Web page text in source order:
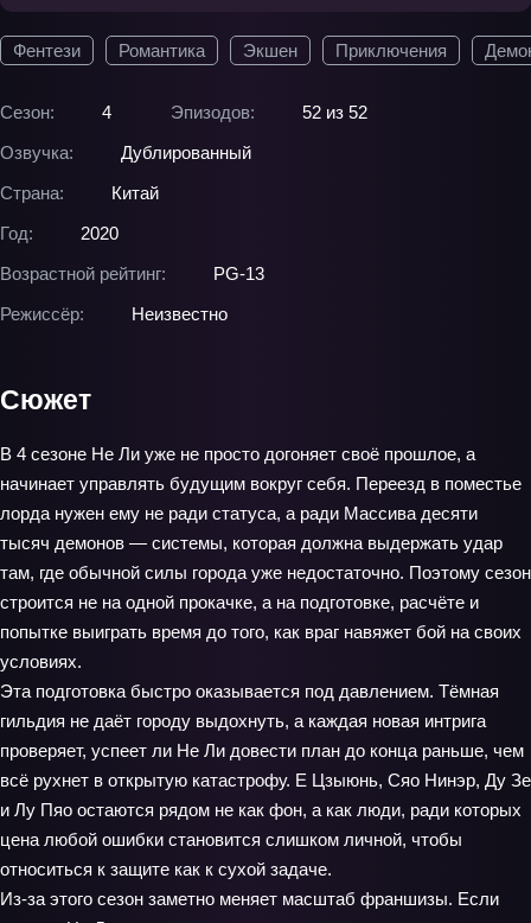
Фентези Романтика Экшен Приключения
Сезон: 4 Эпизодов:
52 из 52
Озвучка:
Дублированный
Страна:
Китай
Год:
2020
Возрастной рейтинг:
PG-13
Режиссёр:
Неизвестно
Сюжет
В 4 сезоне Не Ли уже не просто догоняет своё прошлое, а
начинает управлять будущим вокруг себя. Переезд в поместье
лорда нужен ему не ради статуса, а ради Массива десяти
тысяч демонов — системы, которая должна выдержать удар
там, где обычной силы города уже недостаточно. Поэтому сезон
строится не на одной прокачке, а на подготовке, расчёте и
попытке выиграть время до того, как враг навяжет бой на своих
условиях.
Эта подготовка быстро оказывается под давлением. Тёмная
гильдия не даёт городу выдохнуть, а каждая новая интрига
проверяет, успеет ли Не Ли довести план до конца раньше, чем
всё рухнет в открытую катастрофу. Е Цзыюнь, Сяо Нинэр, Ду Зе
и Лу Пяо остаются рядом не как фон, а как люди, ради которых
цена любой ошибки становится слишком личной, чтобы
относиться к защите как к сухой задаче.
Из-за этого сезон заметно меняет масштаб франшизы. Если